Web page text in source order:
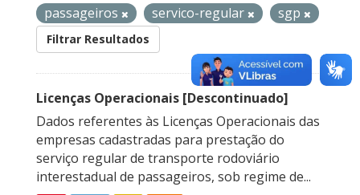
passageiros servico-regular sgp
Filtrar Resultados
Licenças Operacionais [Descontinuado]
Dados referentes às Licenças Operacionais das
empresas cadastradas para prestação do
serviço regular de transporte rodoviário
interestadual de passageiros, sob regime de...